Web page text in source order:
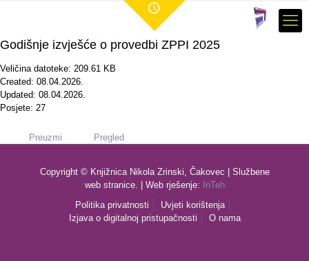
Godišnje izvješće o provedbi ZPPI 2025
Veličina datoteke: 209.61 KB
Created: 08.04.2026.
Updated: 08.04.2026.
Posjete: 27
Preuzmi Pregled
Copyright © Knjižnica Nikola Zrinski, Čakovec | Službene
web stranice. | Web rješenje:
InTeh
Politika privatnosti
Uvjeti korištenja
Izjava o digitalnoj pristupačnosti
O nama